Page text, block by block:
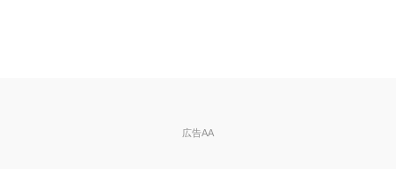
広告AA